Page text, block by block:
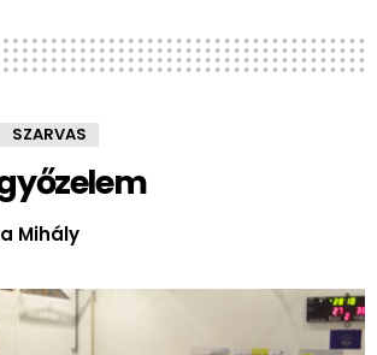
SZARVAS
Mihály